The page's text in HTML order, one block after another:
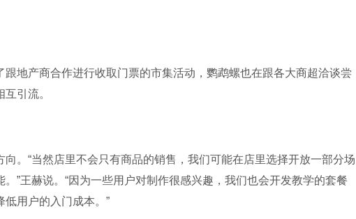
地产商合作进行收取门票的市集活动，鹦鹉螺也在跟各大商超洽谈尝
引流。
。“当然店里不会只有商品的销售，我们可能在店里选择开放一部分场
”王赫说。“因为一些用户对制作很感兴趣，我们也会开发教学的套餐
用户的入门成本。”